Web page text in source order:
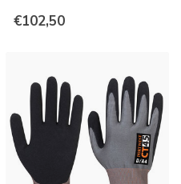
€102,50